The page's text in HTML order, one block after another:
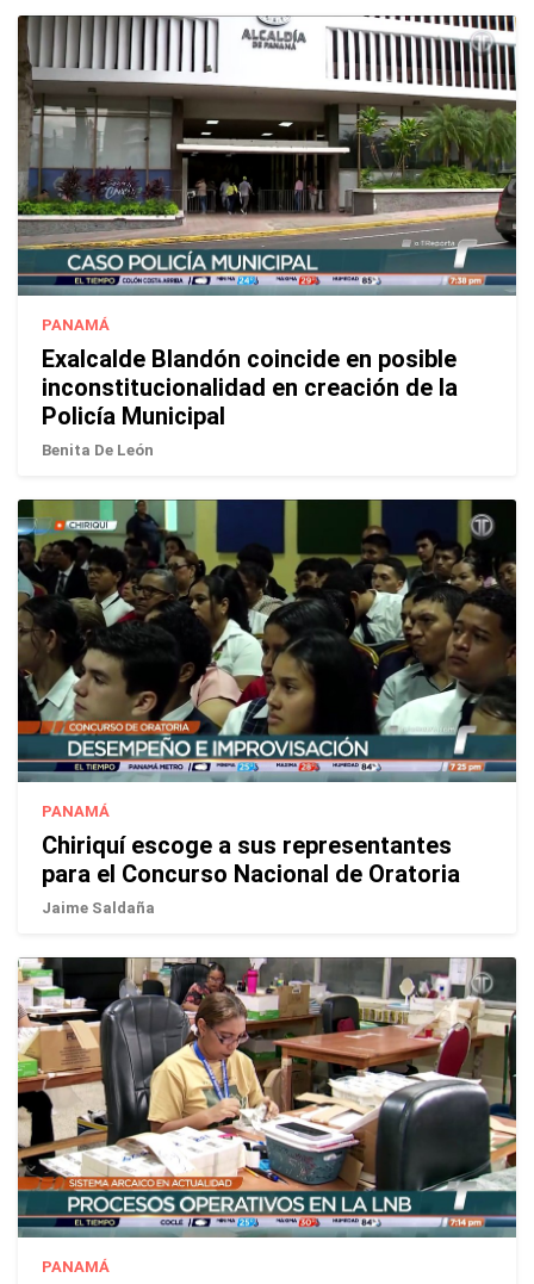
PANAMÁ
Exalcalde Blandón coincide en posible
inconstitucionalidad en creación de la
Policía Municipal
Benita De León
PANAMÁ
Chiriquí escoge a sus representantes
para el Concurso Nacional de Oratoria
Jaime Saldaña
PANAMÁ